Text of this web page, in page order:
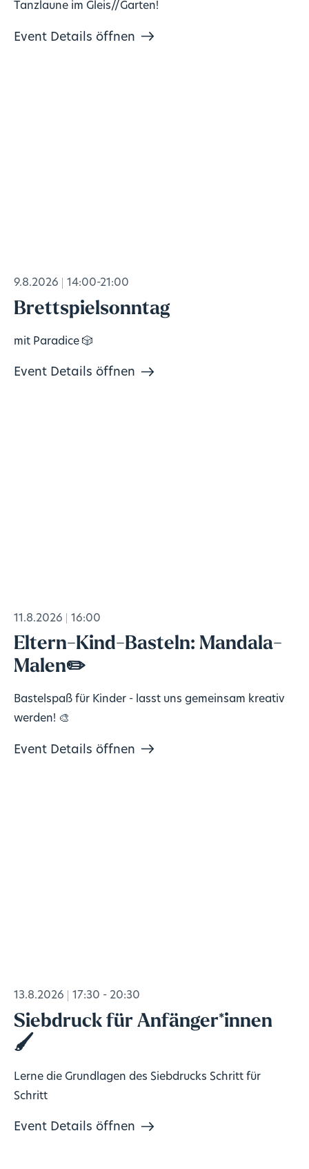
Tanzlaune im Gleis//Garten!
Event Details öffnen
9.8.2026 14:00-21:00
Brettspielsonntag
mit Paradice 🎲
Event Details öffnen
11.8.2026 16:00
Eltern-Kind-Basteln: Mandala-
Malen✏️
Bastelspaß für Kinder - lasst uns gemeinsam kreativ
werden! 🎨
Event Details öffnen
13.8.2026 17:30 - 20:30
Siebdruck für Anfänger*innen
🖌️
Lerne die Grundlagen des Siebdrucks Schritt für
Schritt
Event Details öffnen